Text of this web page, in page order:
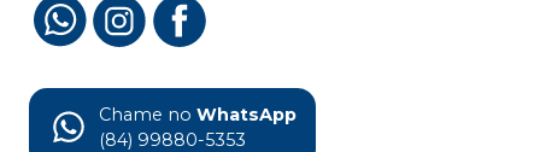
Chame no WhatsApp
(84) 99880-5353